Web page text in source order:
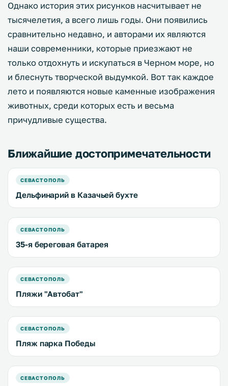
Однако история этих рисунков насчитывает не
тысячелетия, а всего лишь годы. Они появились
сравнительно недавно, и авторами их являются
наши современники, которые приезжают не
только отдохнуть и искупаться в Черном море, но
и блеснуть творческой выдумкой. Вот так каждое
лето и появляются новые каменные изображения
животных, среди которых есть и весьма
причудливые существа.
Ближайшие достопримечательности
СЕВАСТОПОЛЬ
Дельфинарий в Казачьей бухте
СЕВАСТОПОЛЬ
35-я береговая батарея
СЕВАСТОПОЛЬ
Пляжи "Автобат"
СЕВАСТОПОЛЬ
Пляж парка Победы
СЕВАСТОПОЛЬ